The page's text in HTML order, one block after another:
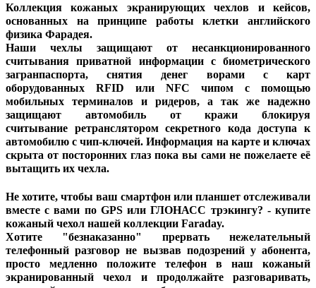
Коллекция кожаных экранирующих чехлов и кейсов,
основанных на принципе работы клетки английского
физика Фарадея.
Наши чехлы защищают от несанкционированного
считывания приватной информации с биометрического
загранпаспорта, снятия денег ворами с карт
оборудованных RFID или NFC чипом с помощью
мобильных терминалов и ридеров, а так же надежно
защищают автомобиль от кражи блокируя
считывание ретранслятором секретного кода доступа к
автомобилю с чип-ключей.Информация на карте и ключах
скрыта от посторонних глаз пока вы сами не пожелаете её
вытащить их чехла.
Не хотите, чтобы ваш смартфон или планшет отслеживали
вместе с вами по GPS или ГЛОНАСС трэкингу? - купите
кожаный чехол нашей коллекции Faraday.
Хотите "безнаказанно" прервать нежелательный
телефонный разговор не вызвав подозрений у абонента,
просто медленно положите телефон в наш кожаный
экранированный чехол и продолжайте разговаривать,